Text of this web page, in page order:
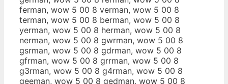
ferman, wow 5 00 8 verman, wow 5 00 8
terman, wow 5 00 8 berman, wow 5 00 8
yerman, wow 5 00 8 herman, wow 5 00 8
nerman, wow 5 00 8 gwrman, wow 5 00 8
gsrman, wow 5 00 8 gdrman, wow 5 00 8
gfrman, wow 5 00 8 grrman, wow 5 00 8
g3rman, wow 5 00 8 g4rman, wow 5 00 8
geeman, wow 5 00 8 gedman, wow 5 00 8